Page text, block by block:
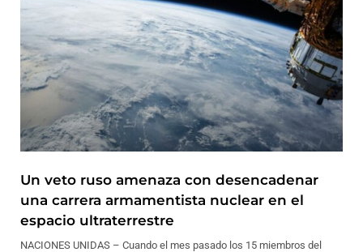
Un veto ruso amenaza con desencadenar
una carrera armamentista nuclear en el
espacio ultraterrestre
NACIONES UNIDAS – Cuando el mes pasado los 15 miembros del